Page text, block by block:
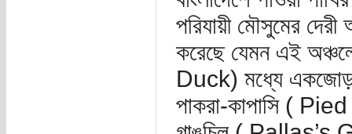
পরিযায়ী মৌসুমের
করেছে যেমন এই
Duck) মধ্যে একজোড়া
পাকরা-কাপাসি (